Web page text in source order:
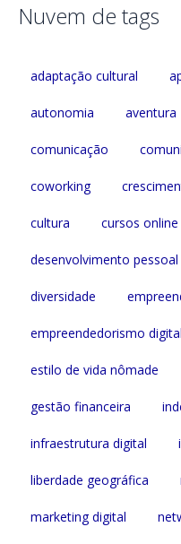
Nuvem de tags
adaptação cultural
autonomia aventura
comunicação
coworking
cultura cursos online
desenvolvimento pessoal
diversidade
empreendedorismo digital
estilo de vida nômade
gestão financeira
infraestrutura digital
liberdade geográfica
marketing digital